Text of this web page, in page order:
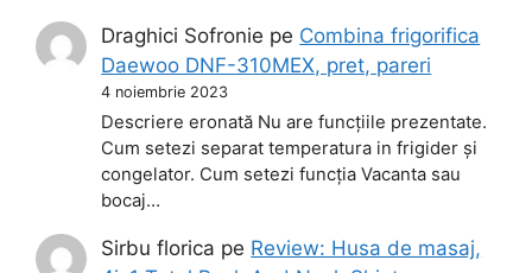
Draghici Sofronie pe Combina frigorifica
Daewoo DNF-310MEX, pret, pareri
4 noiembrie 2023
Descriere eronată Nu are funcțiile prezentate.
Cum setezi separat temperatura in frigider și
congelator. Cum setezi funcția Vacanta sau
bocaj…
Sirbu florica pe Review: Husa de masaj,